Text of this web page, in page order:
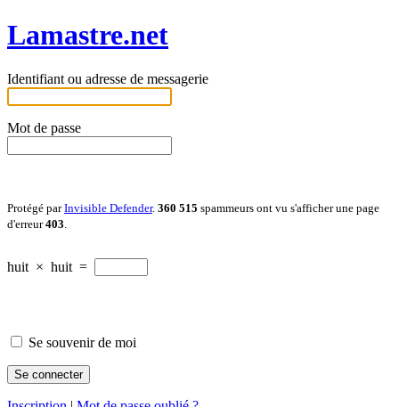
Lamastre.net
Identifiant ou adresse de messagerie
Mot de passe
Protégé parInvisible Defender. 360 515 spammeurs ont vu s'afficher une page
d'erreur403
huit × huit =
Se souvenir de moi